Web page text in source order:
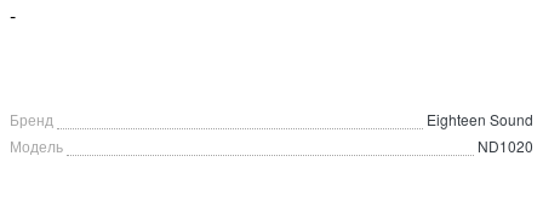
-
Бренд
Eighteen Sound
Модель
ND1020